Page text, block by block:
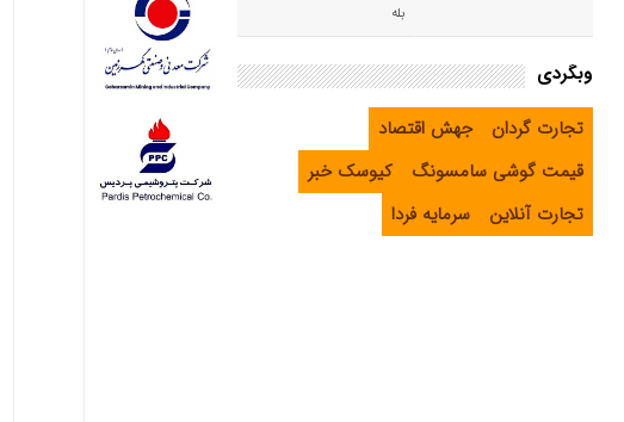
بله
وبگردی
تجارت گردان
جهش اقتصاد
قیمت گوشی سامسونگ
کیوسک خبر
تجارت آنلاین
سرمایه فردا